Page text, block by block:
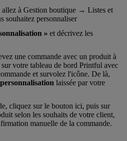
allez à Gestion boutique → Listes et
souhaitez personnaliser
» et décrivez les
une commande avec un produit à
votre tableau de bord Printful avec
et survolez l'icône. De là,
laissée par votre
cliquez sur le bouton ici, puis sur
selon les souhaits de votre client,
manuelle de la commande.